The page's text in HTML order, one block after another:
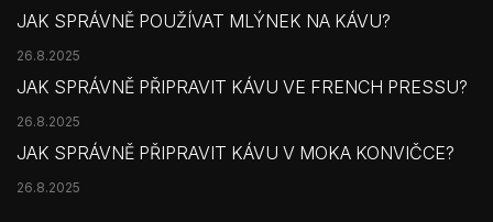
JAK SPRÁVNĚ POUŽÍVAT MLÝNEK NA KÁVU?
26.8.2025
JAK SPRÁVNĚ PŘIPRAVIT KÁVU VE FRENCH PRESSU?
26.8.2025
JAK SPRÁVNĚ PŘIPRAVIT KÁVU V MOKA KONVIČCE?
26.8.2025